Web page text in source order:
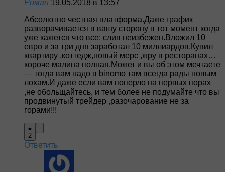
Роман 19.05.2018 в 13:57
Абсолютно честная платформа.Даже график
разворачивается в вашу сторону в тот момент когда
уже кажется что все: слив неизбежен.Вложил 10
евро и за три дня заработал 10 миллиардов.Купил
квартиру ,коттедж,новый мерс ,жру в ресторанах…
короче малина полная.Может и вы об этом мечтаете
— тогда вам надо в binomo там всегда рады новым
лохам.И даже если вам поперло на первых порах
,не обольщайтесь, и тем более не подумайте что вы
продвинутый трейдер ,разочарование не за
горами!!!
2
Ответить